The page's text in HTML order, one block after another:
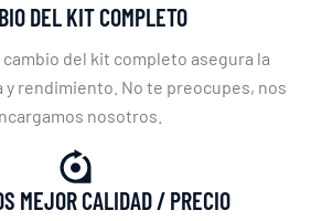
DEL KIT COMPLETO
cambio del kit completo asegura la
y rendimiento. No te preocupes, nos
nosotros.
MEJOR CALIDAD / PRECIO